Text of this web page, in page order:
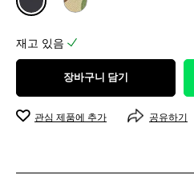
입
니
재고 있음
장바구니 담기
관심 제품에 추가 공유하기